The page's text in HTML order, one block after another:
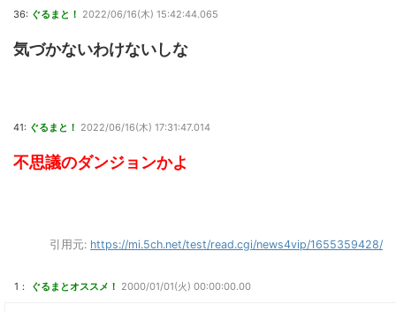
36: ぐるまと！ 2022/06/16(木) 15:42:44.065
気づかないわけないしな
41: ぐるまと！ 2022/06/16(木) 17:31:47.014
不思議のダンジョンかよ
引用元: https://mi.5ch.net/test/read.cgi/news4vip/1655359428/
1： ぐるまとオススメ！ 2000/01/01(火) 00:00:00.00